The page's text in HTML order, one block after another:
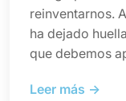
reinventarnos.
ha dejado
que debemos
Leer más →